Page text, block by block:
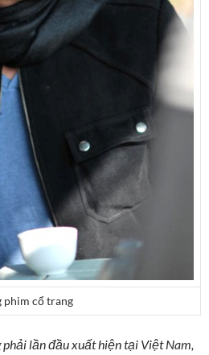
phim cổ trang
phải lần đầu xuất hiện tại Việt Nam,